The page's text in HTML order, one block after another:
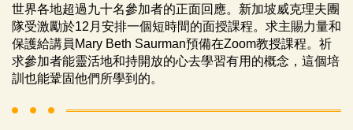
世界各地超過九十名參加者的正面回應。新加坡威克理夫團
隊受激勵於12月安排一個短時間的面授課程。求主賜力量和
保護給講員Mary Beth Saurman預備在Zoom教授課程。祈
求參加者能靈活地和持開放的心去學習有用的概念，這個培
訓也能鞏固他們所學到的。